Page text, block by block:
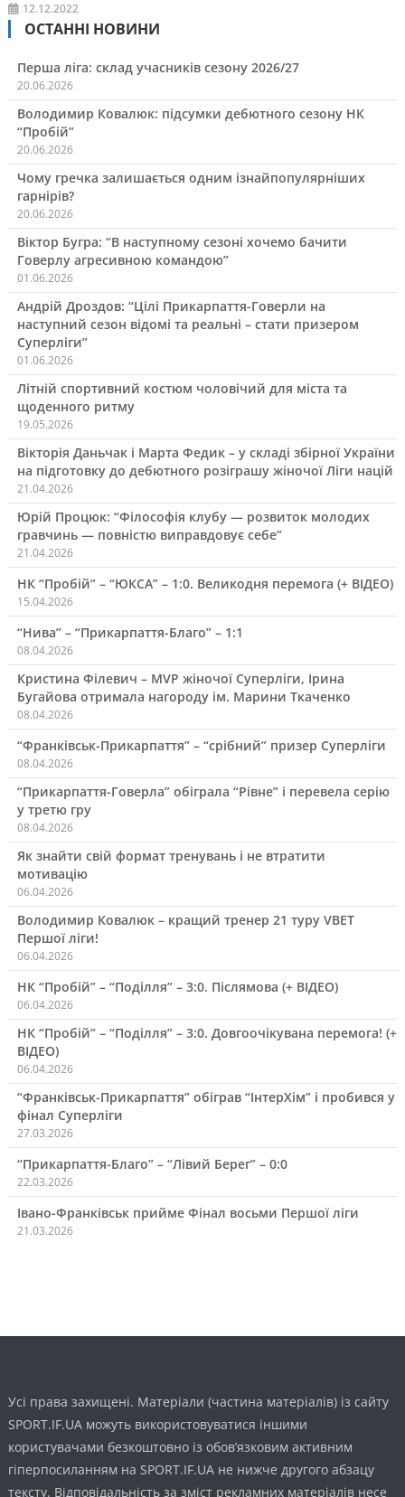
12.12.2022
ОСТАННІ НОВИНИ
Перша ліга: склад учасників сезону 2026/27
20.06.2026
Володимир Ковалюк: підсумки дебютного сезону НК
“Пробій”
20.06.2026
Чому гречка залишається одним ізнайпопулярніших
гарнірів?
20.06.2026
Віктор Бугра: “В наступному сезоні хочемо бачити
Говерлу агресивною командою”
01.06.2026
Андрій Дроздов: “Цілі Прикарпаття-Говерли на
наступний сезон відомі та реальні – стати призером
Суперліги”
01.06.2026
Літній спортивний костюм чоловічий для міста та
щоденного ритму
19.05.2026
Вікторія Даньчак і Марта Федик – у складі збірної України
на підготовку до дебютного розіграшу жіночої Ліги націй
21.04.2026
Юрій Процюк: “Філософія клубу — розвиток молодих
гравчинь — повністю виправдовує себе”
21.04.2026
НК “Пробій” – “ЮКСА” – 1:0. Великодня перемога (+ ВІДЕО)
15.04.2026
“Нива” – “Прикарпаття-Благо” – 1:1
08.04.2026
Кристина Філевич – MVP жіночої Суперліги, Ірина
Бугайова отримала нагороду ім. Марини Ткаченко
08.04.2026
“Франківськ-Прикарпаття” – “срібний” призер Суперліги
08.04.2026
“Прикарпаття-Говерла” обіграла “Рівне” і перевела серію
у третю гру
08.04.2026
Як знайти свій формат тренувань і не втратити
мотивацію
06.04.2026
Володимир Ковалюк – кращий тренер 21 туру VBET
Першої ліги!
06.04.2026
НК “Пробій” – “Поділля” – 3:0. Післямова (+ ВІДЕО)
06.04.2026
НК “Пробій” – “Поділля” – 3:0. Довгоочікувана перемога! (+
ВІДЕО)
06.04.2026
“Франківськ-Прикарпаття” обіграв “ІнтерХім” і пробився у
фінал Суперліги
27.03.2026
“Прикарпаття-Благо” – “Лівий Берег” – 0:0
22.03.2026
Івано-Франківськ прийме Фінал восьми Першої ліги
21.03.2026
Усі права захищені. Матеріали (частина матеріалів) із сайту
SPORT.IF.UA можуть використовуватися іншими
користувачами безкоштовно із обов’язковим активним
гіперпосиланням на SPORT.IF.UA не нижче другого абзацу
тексту. Відповідальність за зміст рекламних матеріалів несе